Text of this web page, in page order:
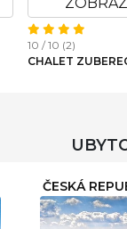
10 / 10 (2)
CHALET
ČESKÁ